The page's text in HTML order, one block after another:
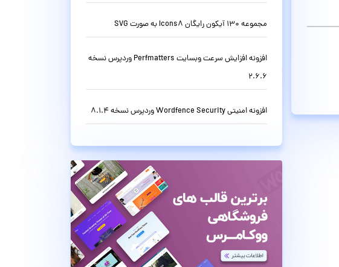
مجموعه 130 آیکون رایگان Icons8 به صورت SVG
افزونه افزایش سرعت وبسایت Perfmatters وردپرس نسخه
2.6.6
افزونه امنیتی Wordfence Security وردپرس نسخه 8.1.4